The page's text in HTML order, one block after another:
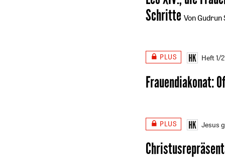
Schritte Von Gudrun
PLUS Heft 1/
Frauendiakonat:
PLUS Jesus